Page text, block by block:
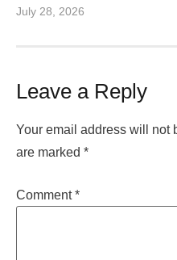
July 28, 2026
Leave a Reply
Your email address will not
are marked *
Comment*